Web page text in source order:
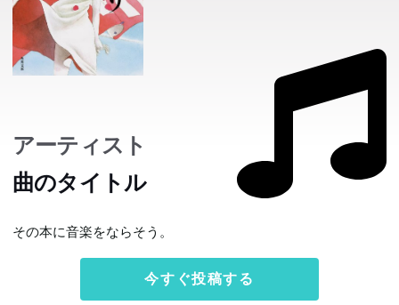
アーティスト
曲のタイトル
その本に音楽をならそう。
今すぐ投稿する